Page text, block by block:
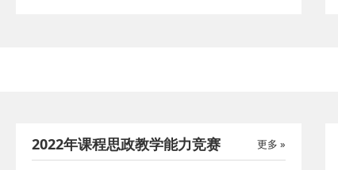
2022年课程思政教学能力竞赛 更多 »